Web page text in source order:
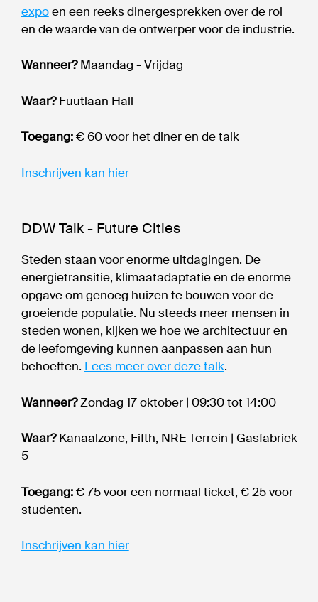
expoen een reeks dinergesprekken over de rol
en de waarde van de ontwerper voor de industrie.
Wanneer?Maandag - Vrijdag
Waar?Fuutlaan Hall
Toegang:€ 60 voor het diner en de talk
Inschrijven kan hier
DDW Talk - Future Cities
Steden staan voor enorme uitdagingen. De
energietransitie, klimaatadaptatie en de enorme
opgave om genoeg huizen te bouwen voor de
groeiende populatie. Nu steeds meer mensen in
steden wonen, kijken we hoe we architectuur en
de leefomgeving kunnen aanpassen aan hun
behoeften. Lees meer over deze talk.
Wanneer?Zondag 17 oktober | 09:30 tot 14:00
Waar?Kanaalzone, Fifth, NRE Terrein | Gasfabriek
5
Toegang:€ 75 voor een normaal ticket, € 25 voor
studenten.
Inschrijven kan hier